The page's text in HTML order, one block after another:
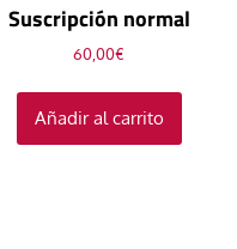
Suscripción normal
60,00€
Añadir al carrito